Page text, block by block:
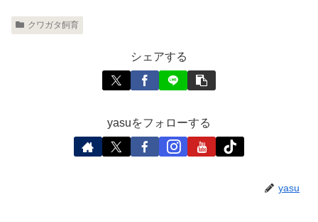
クワガタ飼育
シェアする
yasuをフォローする
yasu